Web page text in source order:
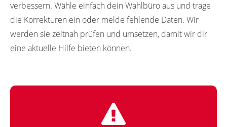
verbessern. Wähle einfach dein Wahlbüro aus und trage
die Korrekturen ein oder melde fehlende Daten. Wir
werden sie zeitnah prüfen und umsetzen, damit wir dir
eine aktuelle Hilfe bieten können.